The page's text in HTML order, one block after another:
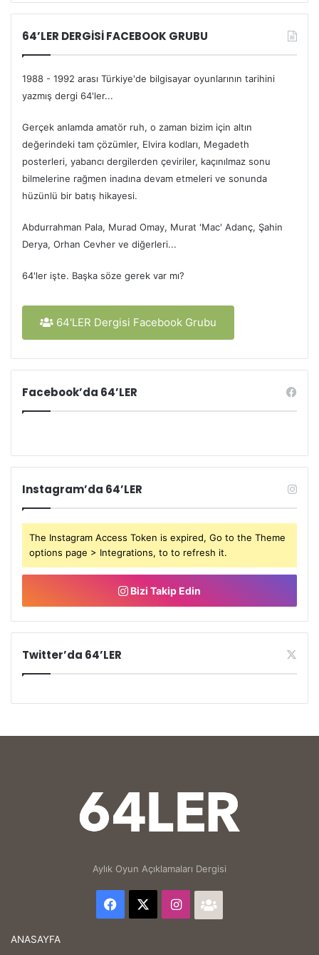
64’LER DERGİSİ FACEBOOK GRUBU
1988 - 1992 arası Türkiye'de bilgisayar oyunlarının tarihini
yazmış dergi 64'ler...
Gerçek anlamda amatör ruh, o zaman bizim için altın
değerindeki tam çözümler, Elvira kodları, Megadeth
posterleri, yabancı dergilerden çeviriler, kaçınılmaz sonu
bilmelerine rağmen inadına devam etmeleri ve sonunda
hüzünlü bir batış hikayesi.
Abdurrahman Pala, Murad Omay, Murat 'Mac' Adanç, Şahin
Derya, Orhan Cevher ve diğerleri...
64'ler işte. Başka söze gerek var mı?
64'LER Dergisi Facebook Grubu
Facebook’da 64’LER
Instagram’da 64’LER
The Instagram Access Token is expired, Go to the Theme
options page > Integrations, to to refresh it.
Bizi Takip Edin
Twitter’da 64’LER
Aylık Oyun Açıklamaları Dergisi
Facebook Instagram
ANASAYFA